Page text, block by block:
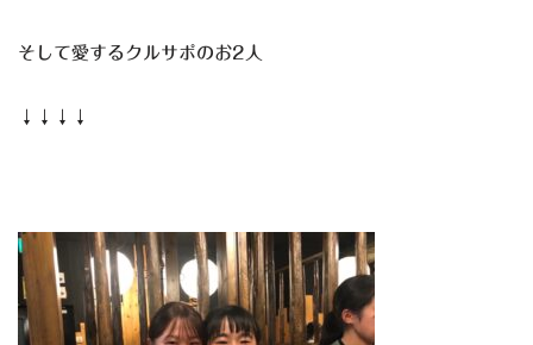
そして愛するクルサポのお2人
↓↓↓↓